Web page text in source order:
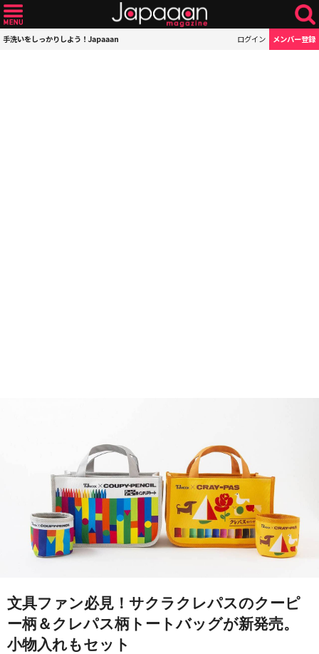
手洗いをしっかりしよう！Japaaan ログイン メンバー登録
文具ファン必見！サクラクレパスのクーピ
ー柄＆クレパス柄トートバッグが新発売。
小物入れもセット